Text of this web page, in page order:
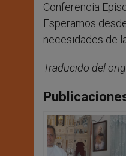
Conferencia
Esperamos
necesidades de
Traducido del